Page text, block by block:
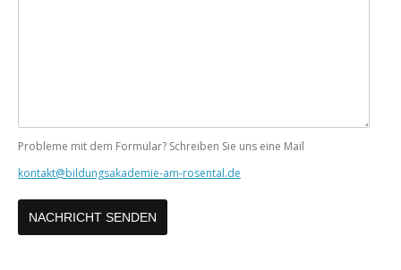
Probleme mit dem Formular? Schreiben Sie uns eine Mail
kontakt@bildungsakademie-am-rosental.de